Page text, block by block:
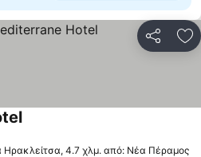
Ηρακλείτσα, 4.7 χλμ. από: Νέα Πέραμος